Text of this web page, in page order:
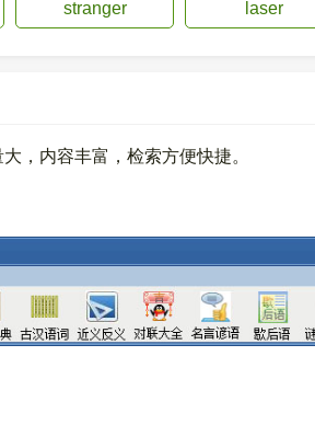
stranger laser
，内容丰富，检索方便快捷。